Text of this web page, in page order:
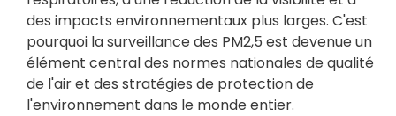
des impacts environnementaux plus larges. C'est
pourquoi la surveillance des PM2,5 est devenue un
élément central des normes nationales de qualité
de l'air et des stratégies de protection de
l'environnement dans le monde entier.